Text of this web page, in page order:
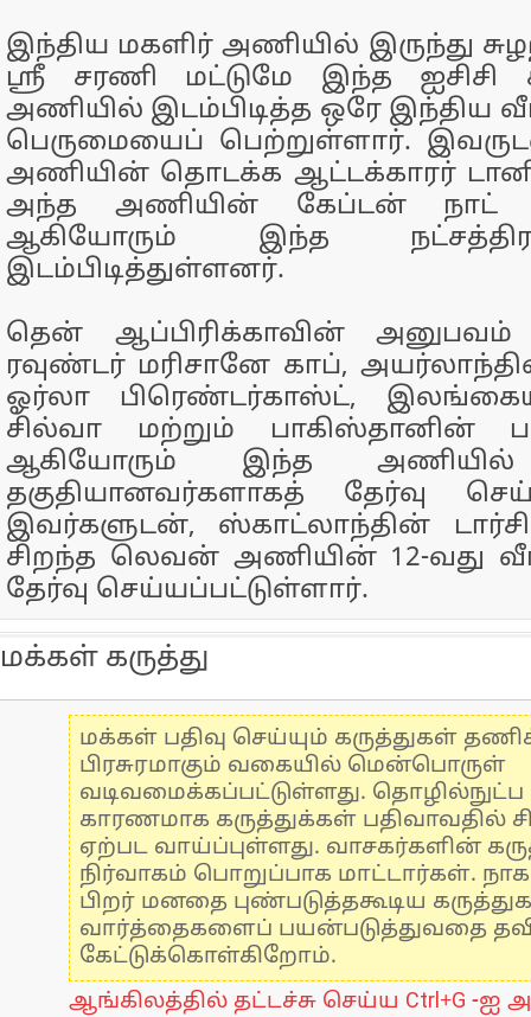
இந்திய மகளிர் அணியில் இருந்து
ஸ்ரீ சரணி மட்டுமே இந்த
அணியில் இடம்பிடித்த ஒரே
பெருமையைப் பெற்றுள்ளார்.
அணியின் தொடக்க ஆட்டக்காரர்
அந்த அணியின் கேப்டன் நாட்
ஆகியோரும் இந்த
இடம்பிடித்துள்ளனர்.
தென் ஆப்பிரிக்காவின்
ரவுண்டர் மரிசானே காப்,
ஓர்லா பிரெண்டர்காஸ்ட்,
சில்வா மற்றும் பாகிஸ்தானின்
ஆகியோரும் இந்த அணியில்
தகுதியானவர்களாகத் தேர்வு
இவர்களுடன், ஸ்காட்லாந்தின்
சிறந்த லெவன் அணியின் 12-வது
தேர்வு செய்யப்பட்டுள்ளார்.
மக்கள் கருத்து
மக்கள் பதிவு செய்யும் கருத்துகள்
பிரசுரமாகும் வகையில் மென்பொருள்
வடிவமைக்கப்பட்டுள்ளது.
காரணமாக கருத்துக்கள் பதிவாவதில்
ஏற்பட வாய்ப்புள்ளது. வாசகர்களின்
நிர்வாகம் பொறுப்பாக மாட்டார்கள்.
பிறர் மனதை புண்படுத்தகூடிய
வார்த்தைகளைப் பயன்படுத்துவதை
கேட்டுக்கொள்கிறோம்.
ஆங்கிலத்தில் தட்டச்சு செய்ய Ctrl+G -ஐ